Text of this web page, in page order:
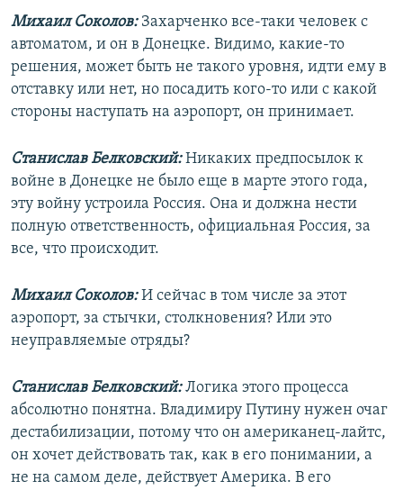
Михаил Соколов:Захарченко все-таки человек с
автоматом, и он в Донецке. Видимо, какие-то
решения, может быть не такого уровня, идти ему в
отставку или нет, но посадить кого-то или с какой
стороны наступать на аэропорт, он принимает.
Станислав Белковский:Никаких предпосылок к
войне в Донецке не было еще в марте этого года,
эту войну устроила Россия. Она и должна нести
полную ответственность, официальная Россия, за
все, что происходит.
Михаил Соколов:И сейчас в том числе за этот
аэропорт, за стычки, столкновения? Или это
неуправляемые отряды?
Станислав Белковский:Логика этого процесса
абсолютно понятна. Владимиру Путину нужен очаг
дестабилизации, потому что он американец-лайтс,
он хочет действовать так, как в его понимании, а
не на самом деле, действует Америка. В его